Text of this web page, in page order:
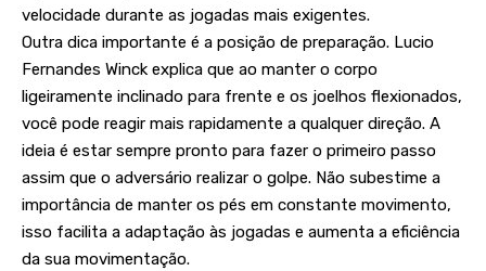
velocidade durante as jogadas mais exigentes.
Outra dica importante é a posição de preparação. Lucio
Fernandes Winck explica que ao manter o corpo
ligeiramente inclinado para frente e os joelhos flexionados,
você pode reagir mais rapidamente a qualquer direção. A
ideia é estar sempre pronto para fazer o primeiro passo
assim que o adversário realizar o golpe. Não subestime a
importância de manter os pés em constante movimento,
isso facilita a adaptação às jogadas e aumenta a eficiência
da sua movimentação.